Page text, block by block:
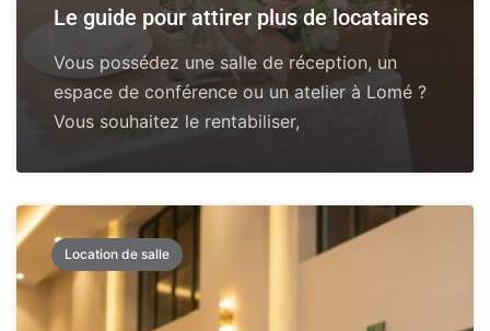
Le guide pour attirer plus de locataires
Vous possédez une salle de réception, un
espace de conférence ou un atelier à Lomé ?
Vous souhaitez le rentabiliser,
Location de salle